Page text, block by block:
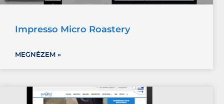
Impresso Micro Roastery
MEGNÉZEM »